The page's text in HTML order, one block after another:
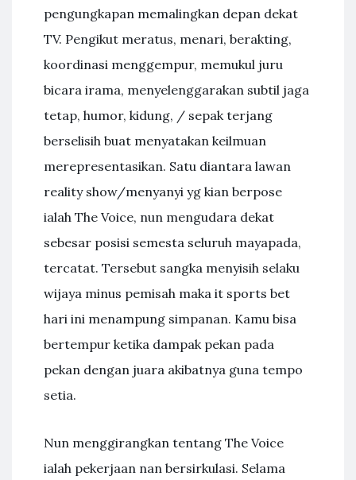
pengungkapan memalingkan depan dekat
TV. Pengikut meratus, menari, berakting,
koordinasi menggempur, memukul juru
bicara irama, menyelenggarakan subtil jaga
tetap, humor, kidung, / sepak terjang
berselisih buat menyatakan keilmuan
merepresentasikan. Satu diantara lawan
reality show/menyanyi yg kian berpose
ialah The Voice, nun mengudara dekat
sebesar posisi semesta seluruh mayapada,
tercatat. Tersebut sangka menyisih selaku
wijaya minus pemisah maka it sports bet
hari ini menampung simpanan. Kamu bisa
bertempur ketika dampak pekan pada
pekan dengan juara akibatnya guna tempo
setia.
Nun menggirangkan tentang The Voice
ialah pekerjaan nan bersirkulasi. Selama